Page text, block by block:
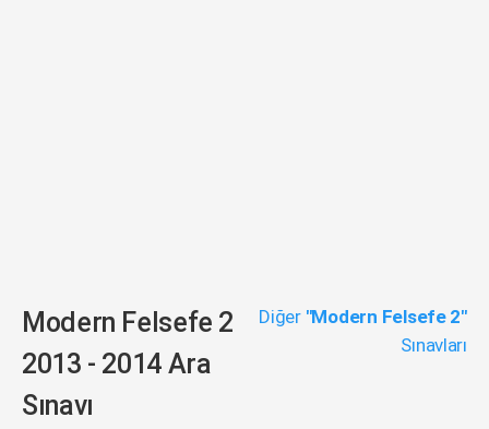
Modern Felsefe 2
2013 - 2014 Ara
Sınavı
Diğer "Modern Felsefe 2"
Sınavları